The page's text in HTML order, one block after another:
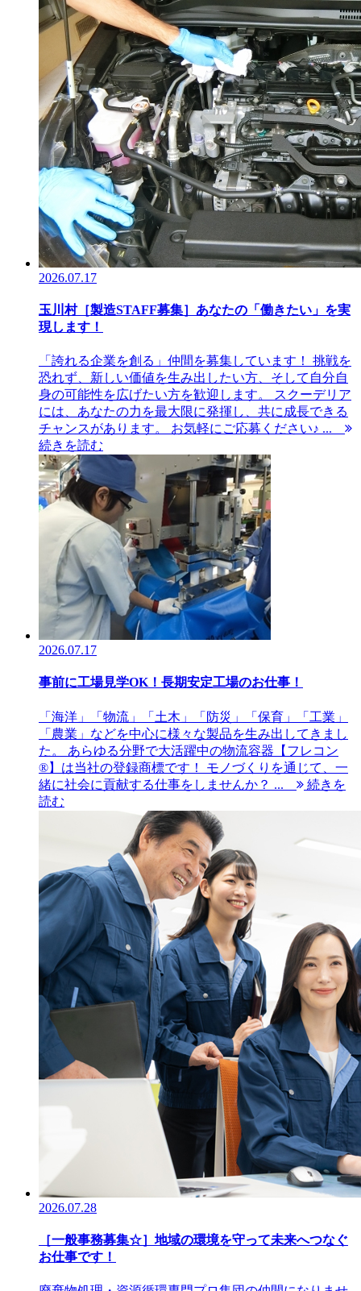
2026.07.17
玉川村［製造STAFF募集］あなたの「働きたい」を実
現します！
「誇れる企業を創る」仲間を募集しています！ 挑戦を
恐れず、新しい価値を生み出したい方、そして自分自
身の可能性を広げたい方を歓迎します。 スクーデリア
には、あなたの力を最大限に発揮し、共に成長できる
チャンスがあります。 お気軽にご応募ください♪ ...
続きを読む
2026.07.17
事前に工場見学OK！長期安定工場のお仕事！
「海洋」「物流」「土木」「防災」「保育」「工業」
「農業」などを中心に様々な製品を生み出してきまし
た。 あらゆる分野で大活躍中の物流容器【フレコン
®︎】は当社の登録商標です！ モノづくりを通じて、一
緒に社会に貢献する仕事をしませんか？ ...
続きを
読む
2026.07.28
［一般事務募集☆］地域の環境を守って未来へつなぐ
お仕事です！